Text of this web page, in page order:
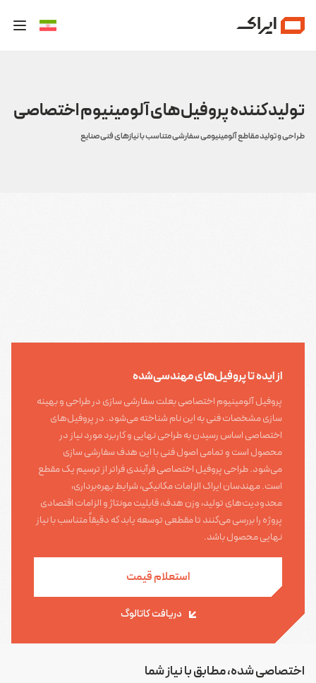
تولیدکننده پروفیل‌های آلومینیوم اختصاصی
طراحی و تولید مقاطع آلومینیومی سفارشی متناسب با نیازهای فنی صنایع
از ایده تا پروفیل‌های مهندسی‌شده
پروفیل‌ آلومینیوم اختصاصی بعلت سفارشی سازی در طراحی و بهینه
سازی مشخصات فنی به این نام شناخته می‌شود. در پروفیل‌های
اختصاصی اساس رسیدن به طراحی نهایی و کاربرد مورد نیاز در
محصول است و تمامی اصول فنی با این هدف سفارشی سازی
می‌شود. طراحی پروفیل اختصاصی فرآیندی فراتر از ترسیم یک مقطع
است. مهندسان ایراک الزامات مکانیکی، شرایط بهره‌برداری،
محدودیت‌های تولید، وزن هدف، قابلیت مونتاژ و الزامات اقتصادی
پروژه را بررسی می‌کنند تا مقطعی توسعه یابد که دقیقاً متناسب با نیاز
نهایی محصول باشد.
استعلام قیمت
دریافت کاتالوگ
اختصاصی شده، مطابق با نیاز شما